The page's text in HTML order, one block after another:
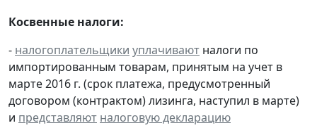
Косвенные налоги:
- налогоплательщики уплачивают налоги по
импортированным товарам, принятым на учет в
марте 2016 г. (срок платежа, предусмотренный
договором (контрактом) лизинга, наступил в марте)
и представляют налоговую декларацию